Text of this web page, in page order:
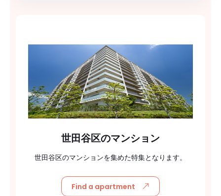
世田谷区のマンション
世田谷区のマンションを集めた特集となります。
Find a apartment